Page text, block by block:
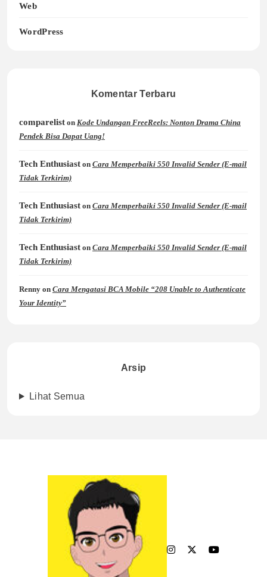
Web
WordPress
Komentar Terbaru
comparelist on Kode Undangan FreeReels: Nonton Drama China
Pendek Bisa Dapat Uang!
Tech Enthusiast on Cara Memperbaiki 550 Invalid Sender (E-mail
Tidak Terkirim)
Tech Enthusiast on Cara Memperbaiki 550 Invalid Sender (E-mail
Tidak Terkirim)
Tech Enthusiast on Cara Memperbaiki 550 Invalid Sender (E-mail
Tidak Terkirim)
Renny on Cara Mengatasi BCA Mobile “208 Unable to Authenticate
Your Identity”
Arsip
Lihat Semua